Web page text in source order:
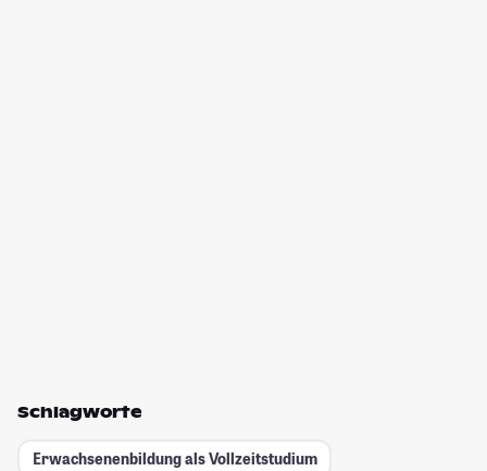
Schlagworte
Erwachsenenbildung als Vollzeitstudium